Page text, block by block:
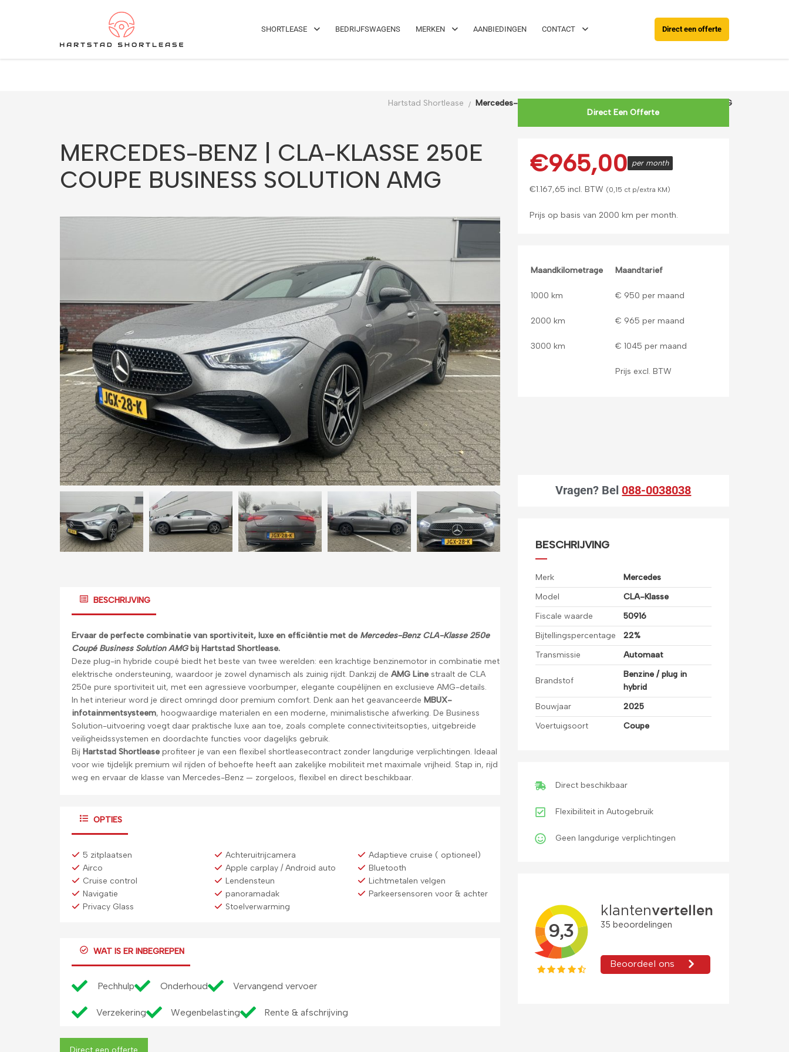
4.5 / 5.0
10+ jaar ervaring in shortlease – Betrouwbaar & flexibel!
Maximale flexibiliteit
088 0038 038
SHORTLEASE BEDRIJFSWAGENS MERKEN AANBIEDINGEN CONTACT Direct een offerte
Hartstad Shortlease Mercedes-Benz | CLA-Klasse 250e Coupe Business Solution AMG
MERCEDES-BENZ | CLA-KLASSE 250E
COUPE BUSINESS SOLUTION AMG
BESCHRIJVING
Ervaar de perfecte combinatie van sportiviteit, luxe en efficiëntie met de Mercedes-Benz CLA-Klasse 250e
Coupé Business Solution AMGbij Hartstad Shortlease.
Deze plug-in hybride coupé biedt het beste van twee werelden: een krachtige benzinemotor in combinatie met
elektrische ondersteuning, waardoor je zowel dynamisch als zuinig rijdt. Dankzij de AMG Line straalt de CLA
250e pure sportiviteit uit, met een agressieve voorbumper, elegante coupélijnen en exclusieve AMG-details.
In het interieur word je direct omringd door premium comfort. Denk aan het geavanceerde MBUX-
infotainmentsysteem, hoogwaardige materialen en een moderne, minimalistische afwerking. De Business
Solution-uitvoering voegt daar praktische luxe aan toe, zoals complete connectiviteitsopties, uitgebreide
veiligheidssystemen en doordachte functies voor dagelijks gebruik.
Bij Hartstad Shortlease profiteer je van een flexibel shortleasecontract zonder langdurige verplichtingen. Ideaal
voor wie tijdelijk premium wil rijden of behoefte heeft aan zakelijke mobiliteit met maximale vrijheid. Stap in, rijd
weg en ervaar de klasse van Mercedes-Benz — zorgeloos, flexibel en direct beschikbaar.
OPTIES
5 zitplaatsen Achteruitrijcamera
Adaptieve cruise ( optioneel)
Airco
Apple carplay / Android auto
Bluetooth
Cruise control
Lendensteun
Lichtmetalen velgen
Navigatie
panoramadak
Parkeersensoren voor & achter
Privacy Glass
Stoelverwarming
WAT IS ER INBEGREPEN
Pechhulp Onderhoud Vervangend vervoer
Verzekering Wegenbelasting Rente & afschrijving
€965,00 per month
€1.167,65 incl. BTW (0,15 ct p/extra KM)
Prijs op basis van 2000 km per month.
Maandkilometrage Maandtarief
1000 km € 950 per maand
2000 km € 965 per maand
3000 km € 1045 per maand
Prijs excl. BTW
Direct Een Offerte
Vragen? Bel 088-0038038
BESCHRIJVING
Merk
Mercedes
Model
CLA-Klasse
Fiscale waarde
50916
Bijtellingspercentage
22%
Transmissie
Automaat
Brandstof
Benzine / plug in
hybrid
Bouwjaar
2025
Voertuigsoort
Coupe
Direct beschikbaar
Flexibiliteit in Autogebruik
Geen langdurige verplichtingen